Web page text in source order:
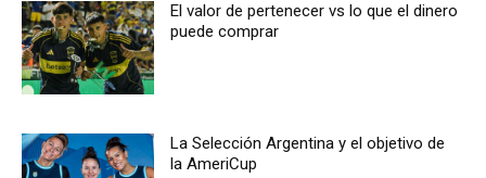
El valor de pertenecer vs lo que el dinero
puede comprar
La Selección Argentina y el objetivo de
la AmeriCup